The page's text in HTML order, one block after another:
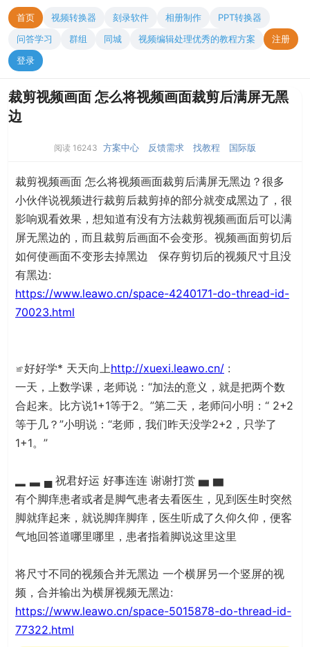
首页 视频转换器 刻录软件 相册制作
PPT转换器
问答学习
群组 同城 视频编辑处理优秀的教程方案
注册
登录
裁剪视频画面 怎么将视频画面裁剪后满屏无黑
边
阅读 16243 方案中心 反馈需求 找教程 国际版
裁剪视频画面 怎么将视频画面裁剪后满屏无黑边？很多
小伙伴说视频进行裁剪后裁剪掉的部分就变成黑边了，很
影响观看效果，想知道有没有方法裁剪视频画面后可以满
屏无黑边的，而且裁剪后画面不会变形。视频画面剪切后
如何使画面不变形去掉黑边 保存剪切后的视频尺寸且没
有黑边:
https://www.leawo.cn/space-4240171-do-thread-id-
70023.html
≌好好学* 天天向上http://xuexi.leawo.cn/ :
一天，上数学课，老师说：“加法的意义，就是把两个数
合起来。比方说1+1等于2。”第二天，老师问小明：“ 2+2
等于几？”小明说：“老师，我们昨天没学2+2，只学了
1+1。”
▂ ▃ ▄ 祝君好运 好事连连 谢谢打赏 ▅ ▆
有个脚痒患者或者是脚气患者去看医生，见到医生时突然
脚就痒起来，就说脚痒脚痒，医生听成了久仰久仰，便客
气地回答道哪里哪里，患者指着脚说这里这里
将尺寸不同的视频合并无黑边 一个横屏另一个竖屏的视
频，合并输出为横屏视频无黑边:
https://www.leawo.cn/space-5015878-do-thread-id-
77322.html